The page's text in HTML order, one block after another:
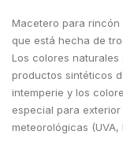
Macetero para
que está hecha de
Los colores
productos sintéticos
intemperie y los
especial para
meteorológicas (UVA,